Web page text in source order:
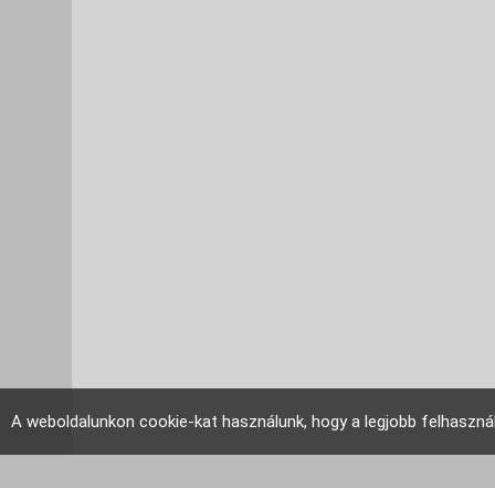
A weboldalunkon cookie-kat használunk, hogy a legjobb